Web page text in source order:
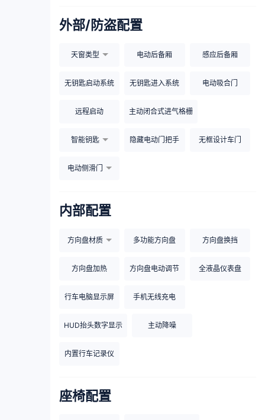
外部/防盗配置
天窗类型 电动后备厢 感应后备厢
无钥匙启动系统 无钥匙进入系统 电动吸合门
远程启动 主动闭合式进气格栅
智能钥匙 隐藏电动门把手 无框设计车门
电动侧滑门
内部配置
方向盘材质 多功能方向盘 方向盘换挡
方向盘加热 方向盘电动调节 全液晶仪表盘
行车电脑显示屏 手机无线充电
HUD抬头数字显示 主动降噪
内置行车记录仪
座椅配置